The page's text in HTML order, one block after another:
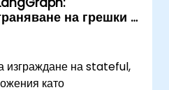
на грешки и
графи
изграждане на stateful,
като